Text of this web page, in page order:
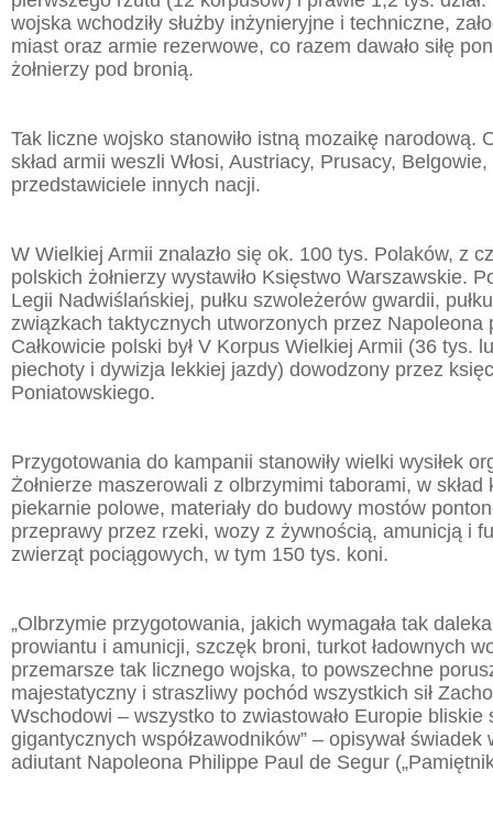
wojska wchodziły służby inżynieryjne i techniczne,
miast oraz armie rezerwowe, co razem dawało siłę
żołnierzy pod bronią.
Tak liczne wojsko stanowiło istną mozaikę narodową.
skład armii weszli Włosi, Austriacy, Prusacy,
przedstawiciele innych nacji.
W Wielkiej Armii znalazło się ok. 100 tys. Polaków, z
polskich żołnierzy wystawiło Księstwo Warszawskie.
Legii Nadwiślańskiej, pułku szwoleżerów gwardii,
związkach taktycznych utworzonych przez Napoleona
Całkowicie polski był V Korpus Wielkiej Armii (36 tys.
piechoty i dywizja lekkiej jazdy) dowodzony przez
Poniatowskiego.
Przygotowania do kampanii stanowiły wielki wysiłek
Żołnierze maszerowali z olbrzymimi taborami, w skład
piekarnie polowe, materiały do budowy mostów
przeprawy przez rzeki, wozy z żywnością, amunicją i
zwierząt pociągowych, w tym 150 tys. koni.
„Olbrzymie przygotowania, jakich wymagała tak
prowiantu i amunicji, szczęk broni, turkot ładownych
przemarsze tak licznego wojska, to powszechne
majestatyczny i straszliwy pochód wszystkich sił
Wschodowi – wszystko to zwiastowało Europie bliskie
gigantycznych współzawodników” – opisywał świadek
adiutant Napoleona Philippe Paul de Segur